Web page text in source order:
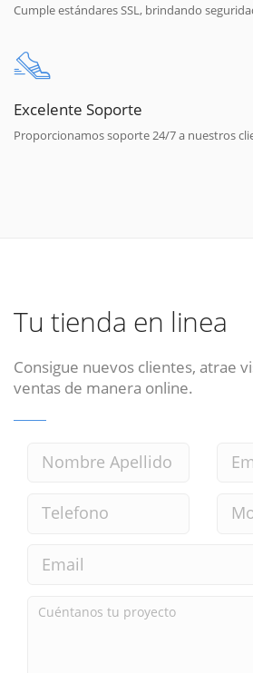
Cumple estándares SSL, brindando
Excelente Soporte
Proporcionamos soporte 24/7 a nuestros
Tu tienda en linea
Consigue nuevos clientes, atrae
ventas de manera online.